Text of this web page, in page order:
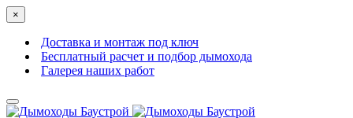
×
Доставка и монтаж под ключ
Бесплатный расчет и подбор дымохода
Галерея наших работ